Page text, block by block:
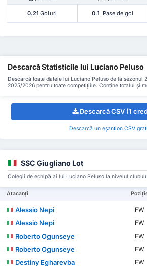
0.21 Goluri 0.1 Pase de gol
Descarcă Statisticile lui Luciano Peluso
Descarcă toate datele lui Luciano Peluso de la sezonul
2025/2026 pentru toate competițiile. Conține totalul și
Descarcă CSV (1
Descarcă un eșantion CSV
SSC Giugliano Lot
Colegii de echipă ai lui Luciano Peluso la nivelul
Atacanți
Alessio Nepi FW
Alessio Nepi
FW
Roberto Ogunseye
FW
Roberto Ogunseye
FW
Destiny Egharevba
FW